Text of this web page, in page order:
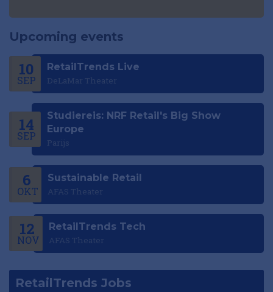
Upcoming events
10
SEP
RetailTrends Live
DeLaMar Theater
14
SEP
Studiereis: NRF Retail's Big Show
Europe
Parijs
6
OKT
Sustainable Retail
AFAS Theater
12
NOV
RetailTrends Tech
AFAS Theater
RetailTrends Jobs